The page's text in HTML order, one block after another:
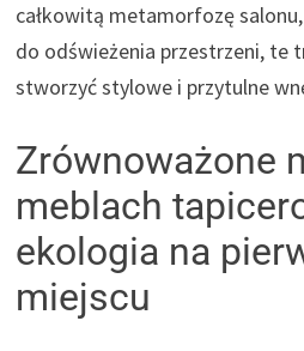
całkowitą metamorfozę
do odświeżenia przestrzeni, te
stworzyć stylowe i przytulne
Zrównoważone
meblach
ekologia na
miejscu